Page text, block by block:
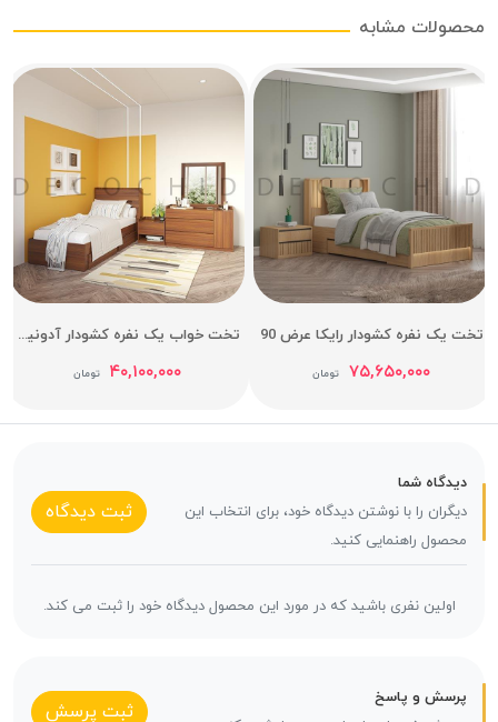
مشابه
یک نفره کشودار رایکا عرض 90
۷۵,۶۵۰,۰۰۰ تومان
تخت خواب یک نفره کشودار آدونیس عرض 90
۴۰,۱۰۰,۰۰۰ تومان
دیدگاه شما
دیگران را با نوشتن دیدگاه خود، برای انتخاب این
محصول راهنمایی کنید.
ثبت دیدگاه
اولین نفری باشید که در مورد این محصول دیدگاه خود را ثبت می کند.
پرسش و پاسخ
ثبت پرسش